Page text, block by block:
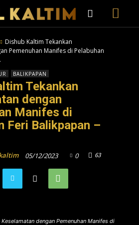
Dishub Kaltim Tekankan
Pemenuhan Manifes di Pelabuhan
BALIKPAPAN
Tekankan
dengan
Manifes di
Feri Balikpapan –
05/12/2023 0 63
dengan Pemenuhan Manifes di